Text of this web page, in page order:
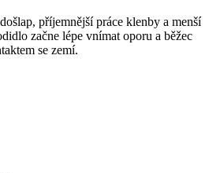
příjemnější práce klenby a menší
začne lépe vnímat oporu a běžec
se zemí.